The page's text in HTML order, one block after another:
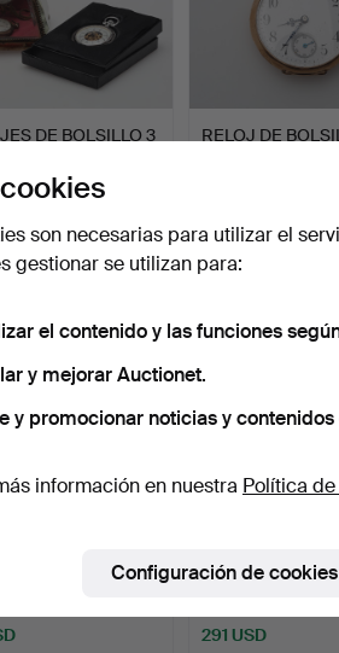
DE BOLSILLO 3
12 jun 2026
RELOJ DE
455 USD
en oro blanco de
Subastado 27 may
291 USD
son necesarias para utilizar el
gestionar se utilizan para:
el contenido y las funciones
y mejorar Auctionet.
y promocionar noticias y
información en nuestra Política
Configuración de cookies